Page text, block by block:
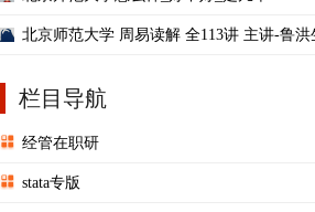
北京师范大学 周易读解 全113讲 主讲-鲁洪
栏目导航
经管在职研
stata专版